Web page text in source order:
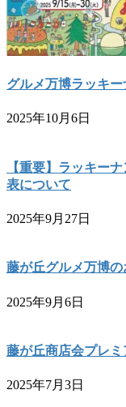
グルメ万博ラッキ
2025年10月6日
【重要】ラッキー
表について
2025年9月27日
藤が丘グルメ万博の
2025年9月6日
藤が丘商店会プレ
2025年7月3日